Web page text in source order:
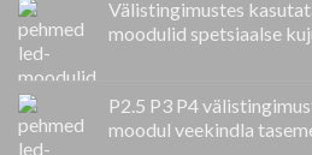
Välistingimustes
moodulid spetsiaalse
P2.5 P3 P4
moodul veekindla